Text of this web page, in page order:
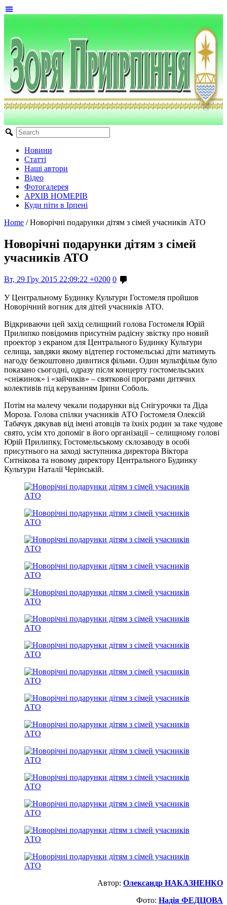
Новини
Статті
Наші автори
Відео
Фотогалерея
АРХІВ НОМЕРІВ
Куди піти в Ірпені
Home / Новорічні подарунки дітям з сімей учасників АТО
Новорічні подарунки дітям з сімей
учасників АТО
Вт, 29 Гру 2015 22:09:22 +0200 0
У Центральному Будинку Культури Гостомеля пройшов
Новорічний вогник для дітей учасників АТО.
Відкриваючи цей захід селищний голова Гостомеля Юрій
Прилипко повідомив присутнім радісну звістку про новий
проектор з екраном для Центрального Будинку Культури
селища, завдяки якому відтепер гостомельські діти матимуть
нагоду безкоштовно дивитися фільми. Один мультфільм було
показано сьогодні, одразу після концерту гостомельських
«сніжинок» і «зайчиків» – святкової програми дитячих
колективів під керуванням Ірини Соболь.
Потім на малечу чекали подарунки від Снігурочки та Діда
Мороза. Голова спілки учасників АТО Гостомеля Олексій
Табачук дякував від імені атовців та їхніх родин за таке чудове
свято, усім хто допоміг в його організації – селищному голові
Юрій Прилипку, Гостомельському склозаводу в особі
присутнього на заході заступника директора Віктора
Ситнікова та новому директору Центрального Будинку
Культури Наталії Черінській.
Автор: Олександр НАКАЗНЕНКО
Фото: Надія ФЕДЦОВА